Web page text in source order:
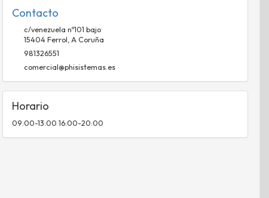
Contacto
c/venezuela nº101 bajo
15404 Ferrol,A Coruña
981326551
comercial@phisistemas.es
Horario
09:00-13:00 16:00-20:00